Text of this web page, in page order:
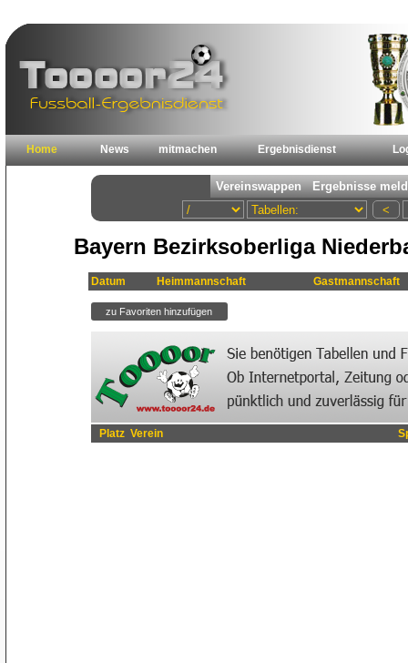
Home News mitmachen Ergebnisdienst
Bayern Bezirksoberliga
Datum Heimmannschaft Gastmannschaft
Platz Verein